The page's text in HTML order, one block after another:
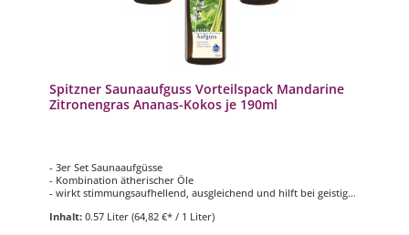
Spitzner Saunaaufguss Vorteilspack Mandarine
Zitronengras Ananas-Kokos je 190ml
- 3er Set Saunaaufgüsse
- Kombination ätherischer Öle
- wirkt stimmungsaufhellend, ausgleichend und hilft bei geistiger
- 3 verschiedene Düfte mit je 190 ml
Inhalt: 0.57 Liter (64,82 €* / 1 Liter)